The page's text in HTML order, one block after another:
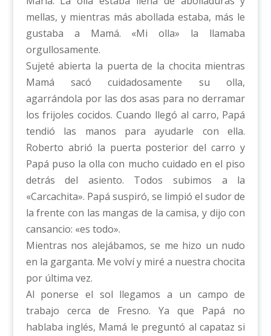
mellas, y mientras más abollada estaba, más le
gustaba a Mamá. «Mi olla» la llamaba
orgullosamente.
Sujeté abierta la puerta de la chocita mientras
Mamá sacó cuidadosamente su olla,
agarrándola por las dos asas para no derramar
los frijoles cocidos. Cuando llegó al carro, Papá
tendió las manos para ayudarle con ella.
Roberto abrió la puerta posterior del carro y
Papá puso la olla con mucho cuidado en el piso
detrás del asiento. Todos subimos a la
«Carcachita». Papá suspiró, se limpió el sudor de
la frente con las mangas de la camisa, y dijo con
cansancio: «es todo».
Mientras nos alejábamos, se me hizo un nudo
en la garganta. Me volví y miré a nuestra chocita
por última vez.
Al ponerse el sol llegamos a un campo de
trabajo cerca de Fresno. Ya que Papá no
hablaba inglés, Mamá le preguntó al capataz si